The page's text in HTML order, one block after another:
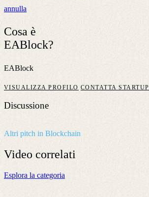
annulla
Cosa è
EABlock?
EABlock
VISUALIZZA PROFILO CONTATTA STARTUP
Discussione
Altri pitch in Blockchain
Video correlati
Esplora la categoria